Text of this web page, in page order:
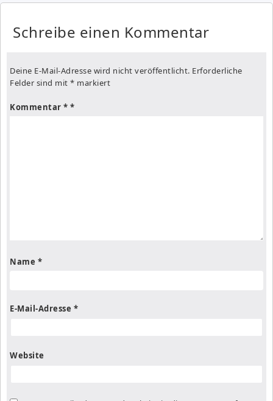
Schreibe einen Kommentar
Deine E-Mail-Adresse wird nicht veröffentlicht. Erforderliche
Felder sind mit * markiert
Kommentar *
Name *
E-Mail-Adresse *
Website